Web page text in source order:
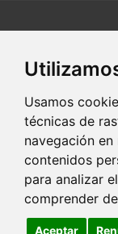
Usamos
técnicas de
navegación
contenidos
para analizar
comprender
Aceptar
34120